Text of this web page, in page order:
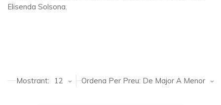
Elisenda Solsona.
Ordena Per Preu: De Major A Menor
Mostrant: 12